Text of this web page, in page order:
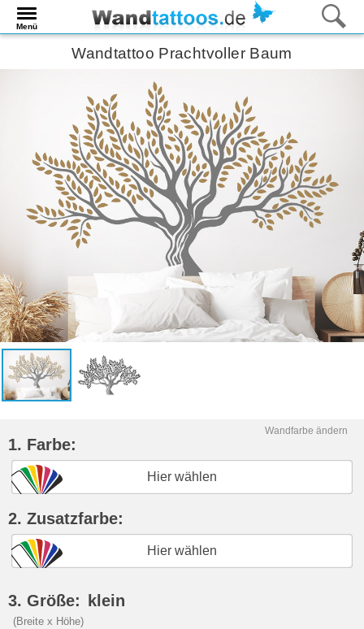
Menü
Wandtattoo Prachtvoller Baum
Wandfarbe ändern
1. Farbe:
Hier wählen
2. Zusatzfarbe:
Hier wählen
3. Größe: klein
(Breite x Höhe)